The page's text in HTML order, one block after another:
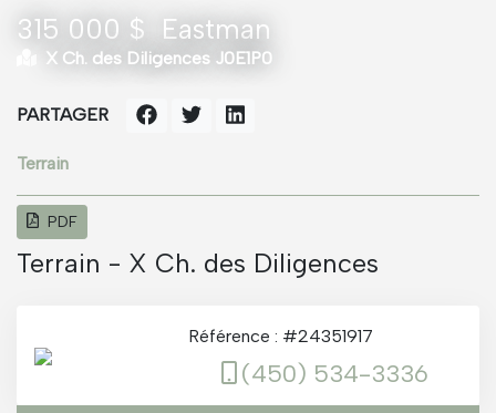
315 000 $ Eastman
X Ch. des Diligences J0E1P0
Terrain
PARTAGER
PDF
Terrain - X Ch. des Diligences
Référence : #24351917
(450) 534-3336